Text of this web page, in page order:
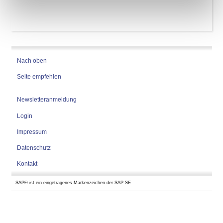
Nach oben
Seite empfehlen
Newsletteranmeldung
Login
Impressum
Datenschutz
Kontakt
SAP® ist ein eingetragenes Markenzeichen der SAP SE